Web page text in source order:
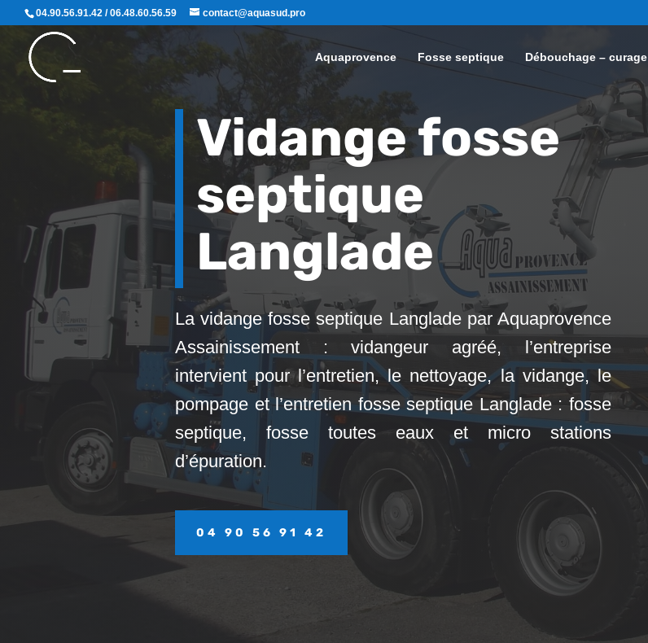
04.90.56.91.42 / 06.48.60.56.59 contact@aquasud.pro
Aquaprovence Fosse septique Débouchage – curage
Vidange fosse
septique
Langlade
La vidange fosse septique Langlade par Aquaprovence
Assainissement : vidangeur agréé, l’entreprise
intervient pour l’entretien, le nettoyage, la vidange, le
pompage et l’entretien fosse septique Langlade : fosse
septique, fosse toutes eaux et micro stations
d’épuration.
04 90 56 91 42